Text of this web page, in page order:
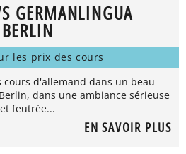
GERMANLINGUA
BERLIN
les prix des cours
cours d'allemand dans un beau
dans une ambiance sérieuse
et feutrée...
EN SAVOIR PLUS